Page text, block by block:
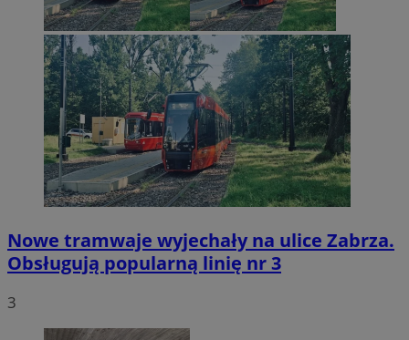
Nowe tramwaje wyjechały na ulice Zabrza.
Obsługują popularną linię nr 3
3